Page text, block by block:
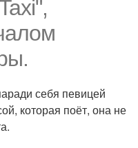
себя певицей
которая поёт, она не